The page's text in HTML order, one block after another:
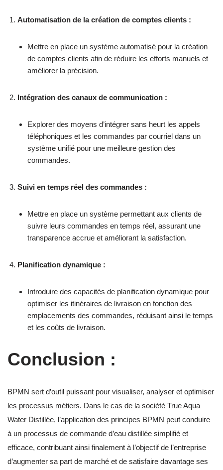
Automatisation de la création de comptes clients :
Mettre en place un système automatisé pour la création
de comptes clients afin de réduire les efforts manuels et
améliorer la précision.
Intégration des canaux de communication :
Explorer des moyens d’intégrer sans heurt les appels
téléphoniques et les commandes par courriel dans un
système unifié pour une meilleure gestion des
commandes.
Suivi en temps réel des commandes :
Mettre en place un système permettant aux clients de
suivre leurs commandes en temps réel, assurant une
transparence accrue et améliorant la satisfaction.
Planification dynamique :
Introduire des capacités de planification dynamique pour
optimiser les itinéraires de livraison en fonction des
emplacements des commandes, réduisant ainsi le temps
et les coûts de livraison.
Conclusion :
BPMN sert d’outil puissant pour visualiser, analyser et optimiser
les processus métiers. Dans le cas de la société True Aqua
Water Distillée, l’application des principes BPMN peut conduire
à un processus de commande d’eau distillée simplifié et
efficace, contribuant ainsi finalement à l’objectif de l’entreprise
d’augmenter sa part de marché et de satisfaire davantage ses